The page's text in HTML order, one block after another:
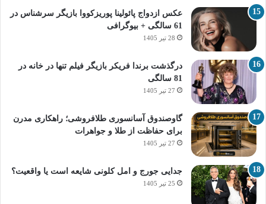
عکس ازدواج پائولینا پوریزکووا بازیگر سرشناس در
61 سالگی + بیوگرافی
28 تیر 1405
درگذشت برندا فریکر بازیگر فیلم تنها در خانه در
81 سالگی
27 تیر 1405
گاوصندوق آسانسوری طلافروشی؛ راهکاری مدرن
برای حفاظت از طلا و جواهرات
27 تیر 1405
جدایی جورج و امل کلونی شایعه است یا واقعیت؟
25 تیر 1405